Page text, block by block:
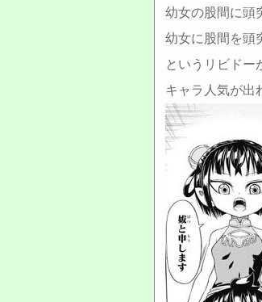
幼女の股間に頭
幼女に股間を頭
というリビドー
キャラ人気が出